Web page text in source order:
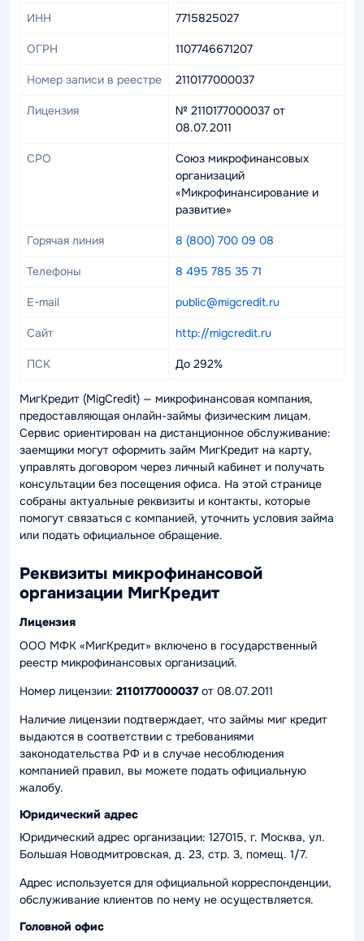
ИНН 7715825027
ОГРН 1107746671207
Номер записи в реестре 2110177000037
Лицензия
№ 2110177000037 от
08.07.2011
СРО
Союз микрофинансовых
организаций
«Микрофинансирование и
развитие»
Горячая линия 8 (800) 700 09 08
Телефоны 8 495 785 35 71
E-mail public@migcredit.ru
Сайт http://migcredit.ru
ПСК До 292%
МигКредит (MigCredit) — микрофинансовая компания,
предоставляющая онлайн-займы физическим лицам.
Сервис ориентирован на дистанционное обслуживание:
заемщики могут оформить займ МигКредит на карту,
управлять договором через личный кабинет и получать
консультации без посещения офиса. На этой странице
собраны актуальные реквизиты и контакты, которые
помогут связаться с компанией, уточнить условия займа
или подать официальное обращение.
Реквизиты микрофинансовой
организации МигКредит
Лицензия
ООО МФК «МигКредит» включено в государственный
реестр микрофинансовых организаций.
Номер лицензии: 2110177000037 от 08.07.2011
Наличие лицензии подтверждает, что займы миг кредит
выдаются в соответствии с требованиями
законодательства РФ и в случае несоблюдения
компанией правил, вы можете подать официальную
жалобу.
Юридический адрес
Юридический адрес организации: 127015, г. Москва, ул.
Большая Новодмитровская, д. 23, стр. 3, помещ. 1/7.
Адрес используется для официальной корреспонденции,
обслуживание клиентов по нему не осуществляется.
Головной офис